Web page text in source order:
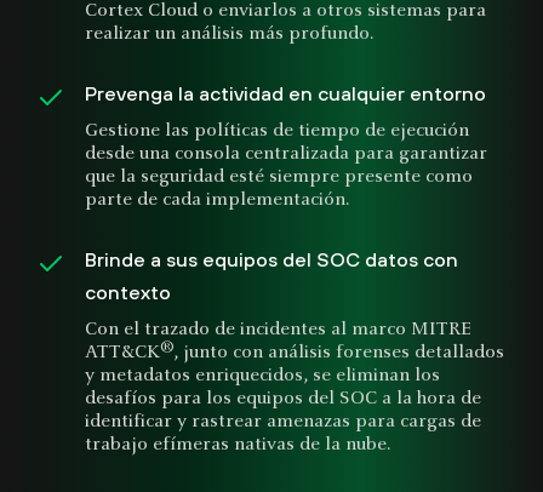
Cortex Cloud o enviarlos a otros sistemas para
realizar un análisis más profundo.
Prevenga la actividad en cualquier entorno
Gestione las políticas de tiempo de ejecución
desde una consola centralizada para garantizar
que la seguridad esté siempre presente como
parte de cada implementación.
Brinde a sus equipos del SOC datos con
contexto
Con el trazado de incidentes al marco MITRE
ATT&CK®, junto con análisis forenses detallados
y metadatos enriquecidos, se eliminan los
desafíos para los equipos del SOC a la hora de
identificar y rastrear amenazas para cargas de
trabajo efímeras nativas de la nube.